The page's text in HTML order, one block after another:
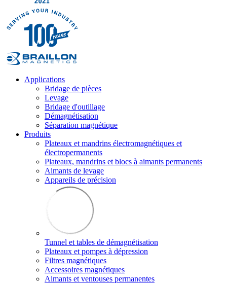
Applications
Bridage de pièces
Levage
Bridage d'outillage
Démagnétisation
Séparation magnétique
Produits
Plateaux et mandrins électromagnétiques et
électropermanents
Plateaux, mandrins et blocs à aimants permanents
Aimants de levage
Appareils de précision
Tunnel et tables de démagnétisation
Plateaux et pompes à dépression
Filtres magnétiques
Accessoires magnétiques
Aimants et ventouses permanentes